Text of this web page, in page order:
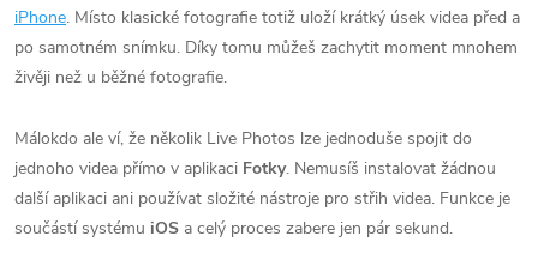
iPhone. Místo klasické fotografie totiž uloží krátký úsek videa před a
po samotném snímku. Díky tomu můžeš zachytit moment mnohem
živěji než u běžné fotografie.
Málokdo ale ví, že několik Live Photos lze jednoduše spojit do
jednoho videa přímo v aplikaci Fotky. Nemusíš instalovat žádnou
další aplikaci ani používat složité nástroje pro střih videa. Funkce je
součástí systému iOS a celý proces zabere jen pár sekund.